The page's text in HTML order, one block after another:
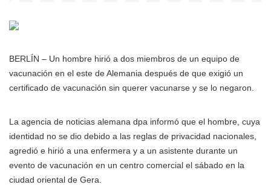
BERLÍN – Un hombre hirió a dos miembros de un equipo de
vacunación en el este de Alemania después de que exigió un
certificado de vacunación sin querer vacunarse y se lo negaron.
La agencia de noticias alemana dpa informó que el hombre, cuya
identidad no se dio debido a las reglas de privacidad nacionales,
agredió e hirió a una enfermera y a un asistente durante un
evento de vacunación en un centro comercial el sábado en la
ciudad oriental de Gera.